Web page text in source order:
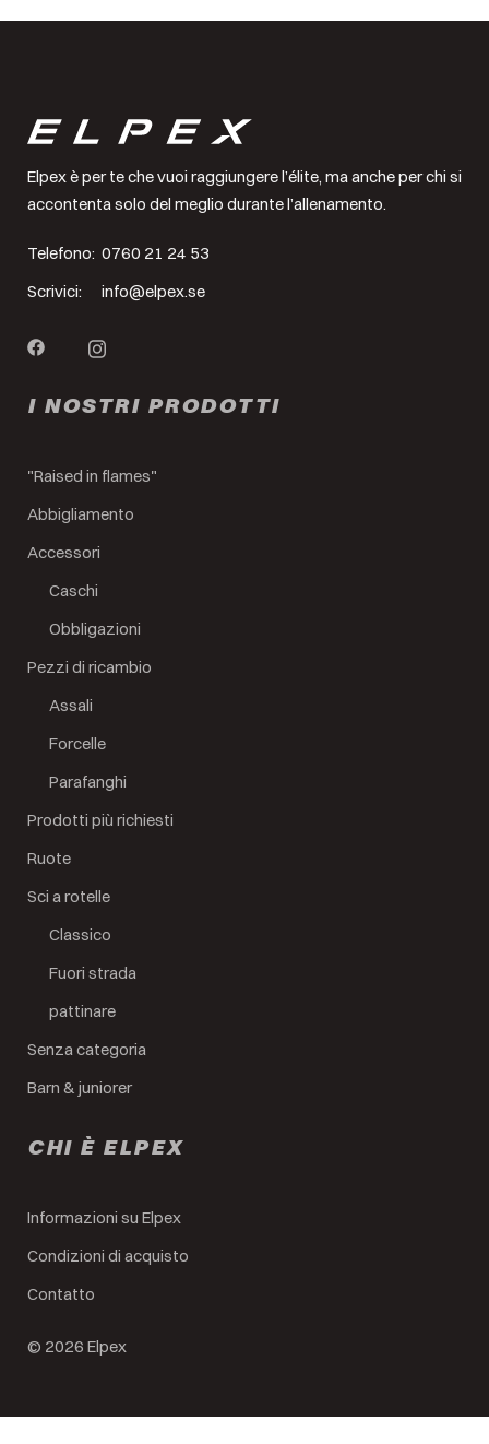
Elpex è per te che vuoi raggiungere l’élite, ma anche per chi si
accontenta solo del meglio durante l’allenamento.
Telefono: 0760 21 24 53
Scrivici:
info@elpex.se
I NOSTRI PRODOTTI
"Raised in flames"
Abbigliamento
Accessori
Caschi
Obbligazioni
Pezzi di ricambio
Assali
Forcelle
Parafanghi
Prodotti più richiesti
Ruote
Sci a rotelle
Classico
Fuori strada
pattinare
Senza categoria
Barn & juniorer
CHI È ELPEX
Informazioni su Elpex
Condizioni di acquisto
Contatto
© 2026 Elpex